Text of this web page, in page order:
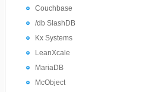
Couchbase
/db SlashDB
Kx Systems
LeanXcale
MariaDB
McObject